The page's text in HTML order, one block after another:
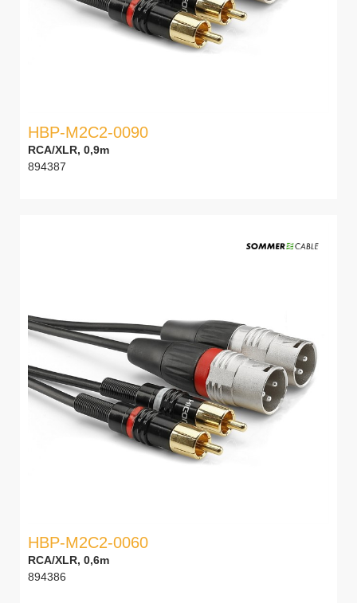
HBP-M2C2-0090
RCA/XLR, 0,9m
894387
HBP-M2C2-0060
RCA/XLR, 0,6m
894386